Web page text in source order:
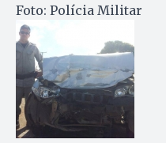
Foto: Polícia Militar